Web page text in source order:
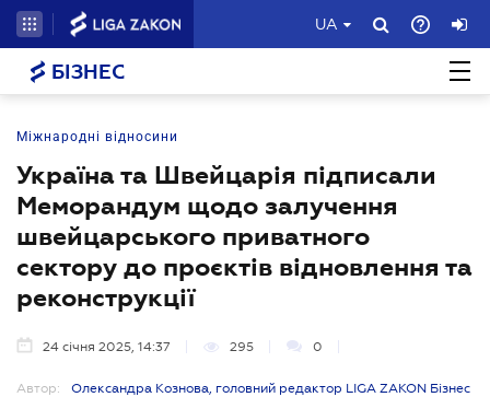
UA
БІЗНЕС
Міжнародні відносини
Україна та Швейцарія підписали
Меморандум щодо залучення
швейцарського приватного
сектору до проєктів відновлення та
реконструкції
24 січня 2025, 14:37 295 0
Автор: Олександра Кознова, головний редактор LIGA ZAKON Бізнес